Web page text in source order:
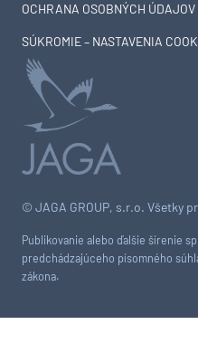
© JAGA GROUP, s.r.o. Všetky
Publikovanie alebo ďalšie šírenie
predchádzajúceho písomného
zákona.
OCHRANA OSOBNÝCH ÚDAJOV
SÚKROMIE – NASTAVENIA